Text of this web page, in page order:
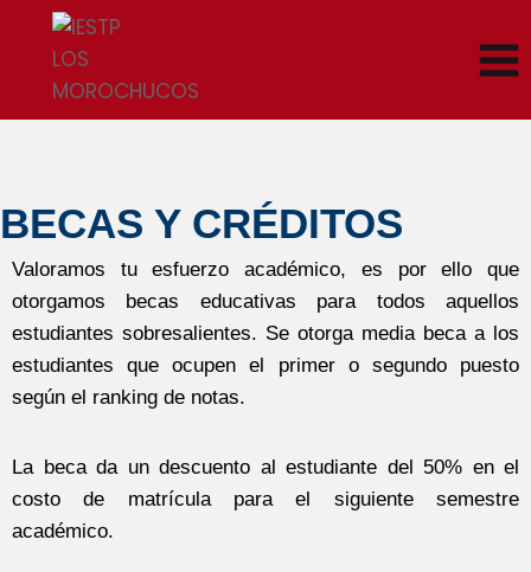
BECAS Y CRÉDITOS
Valoramos tu esfuerzo académico, es por ello que
otorgamos becas educativas para todos aquellos
estudiantes sobresalientes. Se otorga media beca a los
estudiantes que ocupen el primer o segundo puesto
según el ranking de notas.
La beca da un descuento al estudiante del 50% en el
costo de matrícula para el siguiente semestre
académico.